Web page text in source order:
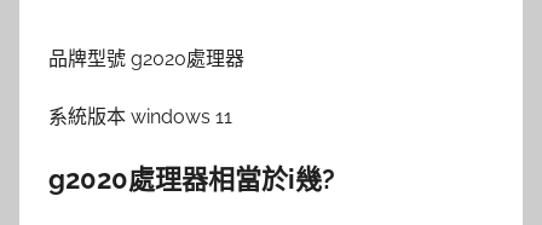
品牌型號 g2020處理器
系統版本 windows 11
g2020處理器相當於i幾?